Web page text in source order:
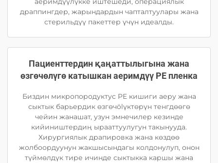
драппингдер, жарындардын чапталтуулары жана
стерильдүү пакеттер үчүн идеалды.
Пациенттердин қаңаттылыгына жана
өзгөчөлүгө катышкан аеримдүү PE пленка
Биздин микропородуктус PE кишиги аеру жана
сыктык барьердик өзгөчölүктөрүн тенгдөөгө
чейин жанашат, узун эмнечилер кезинде
кийиништердиң ырааттуулугун такынууда.
Хирургиялык драпировка жана көздөө
жолбоордуунун жакшысындагы колдонулуп, онон
түймөлдүк тире ичинде сыктыкка каршы жана